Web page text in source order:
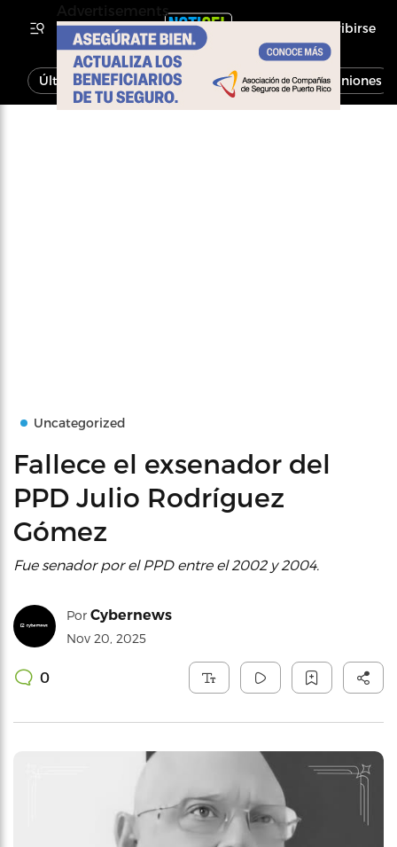
Inscribirse
Última Hora Noticias Economía Opiniones
Uncategorized
Fallece el exsenador del
PPD Julio Rodríguez
Gómez
Fue senador por el PPD entre el 2002 y 2004.
Por Cybernews
Nov 20, 2025
0
Advertisements